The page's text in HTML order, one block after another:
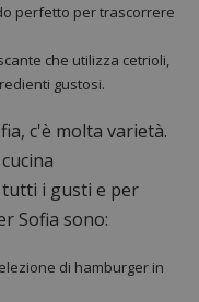
perfetto per trascorrere
che utilizza cetrioli,
gustosi.
c'è molta varietà.
i gusti e per
Sofia sono:
di hamburger in